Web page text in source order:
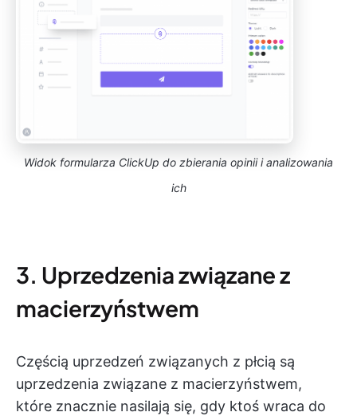
Widok formularza ClickUp do zbierania opinii i analizowania
ich
3. Uprzedzenia związane z
macierzyństwem
Częścią uprzedzeń związanych z płcią są
uprzedzenia związane z macierzyństwem,
które znacznie nasilają się, gdy ktoś wraca do